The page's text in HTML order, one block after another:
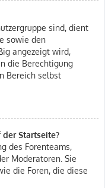
sind, dient
sowie den
angezeigt wird,
die Berechtigung
Bereich selbst
Startseite?
des Forenteams,
Moderatoren. Sie
die Foren, die diese